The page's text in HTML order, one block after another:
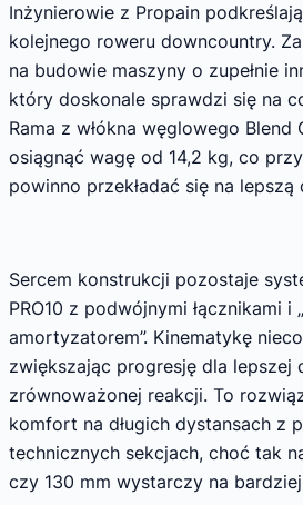
Inżynierowie z Propain
kolejnego roweru downcountry.
na budowie maszyny o zupełnie
który doskonale sprawdzi się na
Rama z włókna węglowego Blend
osiągnąć wagę od 14,2 kg, co
powinno przekładać się na
Sercem konstrukcji pozostaje
PRO10 z podwójnymi łącznikami i
amortyzatorem”. Kinematykę
zwiększając progresję dla lepszej
zrównoważonej reakcji. To
komfort na długich dystansach z
technicznych sekcjach, choć tak
czy 130 mm wystarczy na